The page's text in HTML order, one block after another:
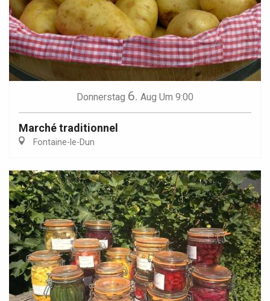
Donnerstag 6. Aug Um 9:00
Marché traditionnel
Fontaine-le-Dun